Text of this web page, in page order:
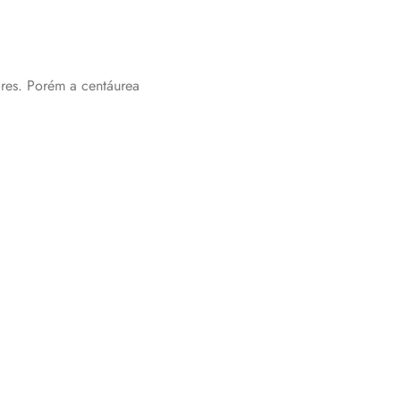
Porém a centáurea